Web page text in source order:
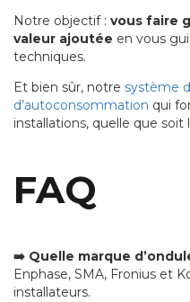
Notre objectif : vous faire
valeur ajoutée en vous
techniques.
Et bien sûr, notre système
d’autoconsommation qui
installations, quelle que soit
FAQ
➡️ Quelle marque
Enphase, SMA, Fronius et
installateurs.